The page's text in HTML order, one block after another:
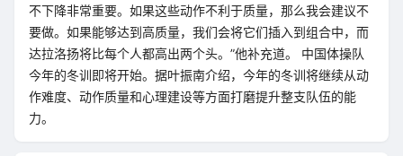
不下降非常重要。如果这些动作不利于质量，那么我会建议不
要做。如果能够达到高质量，我们会将它们插入到组合中，而
达拉洛扬将比每个人都高出两个头。”他补充道。 中国体操队
今年的冬训即将开始。据叶振南介绍，今年的冬训将继续从动
作难度、动作质量和心理建设等方面打磨提升整支队伍的能
力。